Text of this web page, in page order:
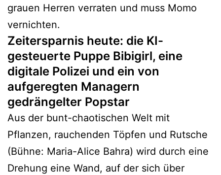
grauen Herren verraten und muss Momo
vernichten.
Zeitersparnis heute: die KI-
gesteuerte Puppe Bibigirl, eine
digitale Polizei und ein von
aufgeregten Managern
gedrängelter Popstar
Aus der bunt-chaotischen Welt mit
Pflanzen, rauchenden Töpfen und Rutsche
(Bühne: Maria-Alice Bahra) wird durch eine
Drehung eine Wand, auf der sich über